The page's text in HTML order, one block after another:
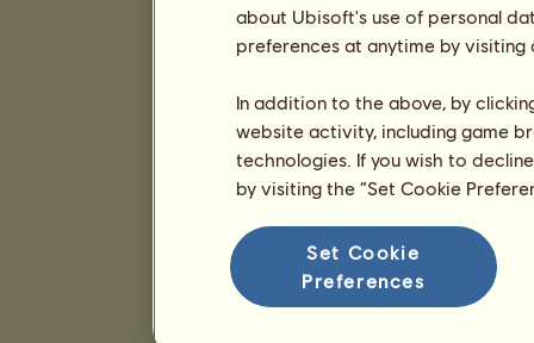
about Ubisoft's use of personal
preferences at anytime by
In addition to the above, by
website activity, including game
technologies. If you wish to
by visiting the “Set Cookie
Set Cookie
Preferences